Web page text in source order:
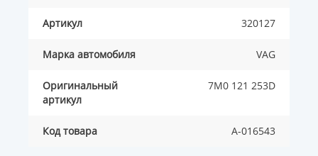
Артикул 320127
Марка автомобиля VAG
Оригинальный
артикул
7M0 121 253D
Код товара A-016543